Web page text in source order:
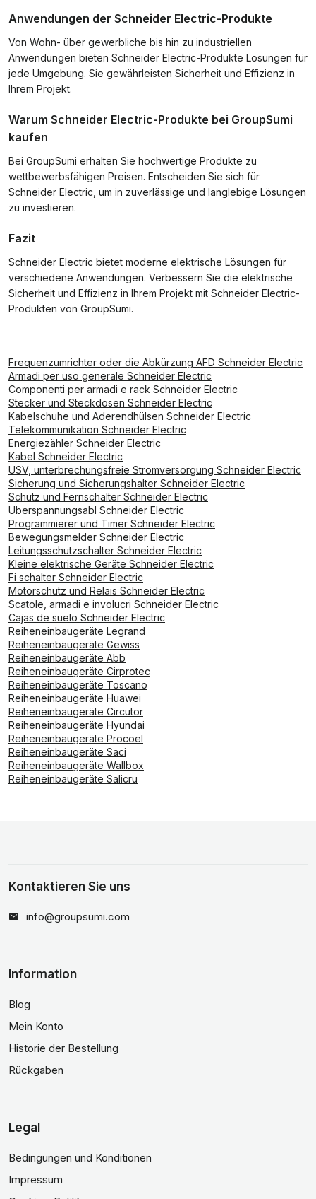
Anwendungen der Schneider Electric-Produkte
Von Wohn- über gewerbliche bis hin zu industriellen
Anwendungen bieten Schneider Electric-Produkte Lösungen für
jede Umgebung. Sie gewährleisten Sicherheit und Effizienz in
Ihrem Projekt.
Warum Schneider Electric-Produkte bei GroupSumi
kaufen
Bei GroupSumi erhalten Sie hochwertige Produkte zu
wettbewerbsfähigen Preisen. Entscheiden Sie sich für
Schneider Electric, um in zuverlässige und langlebige Lösungen
zu investieren.
Fazit
Schneider Electric bietet moderne elektrische Lösungen für
verschiedene Anwendungen. Verbessern Sie die elektrische
Sicherheit und Effizienz in Ihrem Projekt mit Schneider Electric-
Produkten von GroupSumi.
Frequenzumrichter oder die Abkürzung AFD Schneider Electric
Armadi per uso generale Schneider Electric
Componenti per armadi e rack Schneider Electric
Stecker und Steckdosen Schneider Electric
Kabelschuhe und Aderendhülsen Schneider Electric
Telekommunikation Schneider Electric
Energiezähler Schneider Electric
Kabel Schneider Electric
USV, unterbrechungsfreie Stromversorgung Schneider Electric
Sicherung und Sicherungshalter Schneider Electric
Schütz und Fernschalter Schneider Electric
Überspannungsabl Schneider Electric
Programmierer und Timer Schneider Electric
Bewegungsmelder Schneider Electric
Leitungsschutzschalter Schneider Electric
Kleine elektrische Geräte Schneider Electric
Fi schalter Schneider Electric
Motorschutz und Relais Schneider Electric
Scatole, armadi e involucri Schneider Electric
Cajas de suelo Schneider Electric
Reiheneinbaugeräte Legrand
Reiheneinbaugeräte Gewiss
Reiheneinbaugeräte Abb
Reiheneinbaugeräte Cirprotec
Reiheneinbaugeräte Toscano
Reiheneinbaugeräte Huawei
Reiheneinbaugeräte Circutor
Reiheneinbaugeräte Hyundai
Reiheneinbaugeräte Procoel
Reiheneinbaugeräte Saci
Reiheneinbaugeräte Wallbox
Reiheneinbaugeräte Salicru
Kontaktieren Sie uns
info@groupsumi.com
Information
Blog
Mein Konto
Historie der Bestellung
Rückgaben
Legal
Bedingungen und Konditionen
Impressum